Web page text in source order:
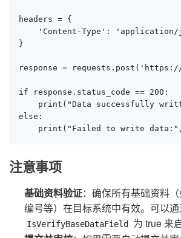
headers = {
'Content-Type': 'application/
}
response = requests.post('https://
if response.status_code == 200:
print("Data successfully
else:
print("Failed to write
注意事项
基础资料验证：确保所有基础资料
编号等）在目标系统中有效。可以
IsVerifyBaseDataField
为 true 来